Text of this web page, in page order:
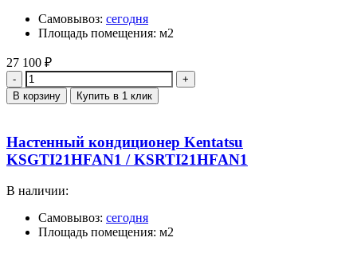
Самовывоз: сегодня
Площадь помещения: м2
27 100 ₽
Количество
В корзину Купить в 1 клик
Настенный кондиционер Kentatsu
KSGTI21HFAN1 / KSRTI21HFAN1
В наличии:
Самовывоз: сегодня
Площадь помещения: м2